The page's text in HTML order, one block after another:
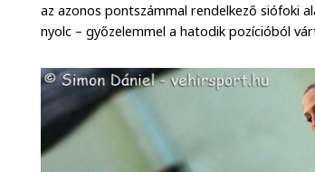
az azonos pontszámmal rendelkező siófoki
nyolc – győzelemmel a hatodik pozícióból